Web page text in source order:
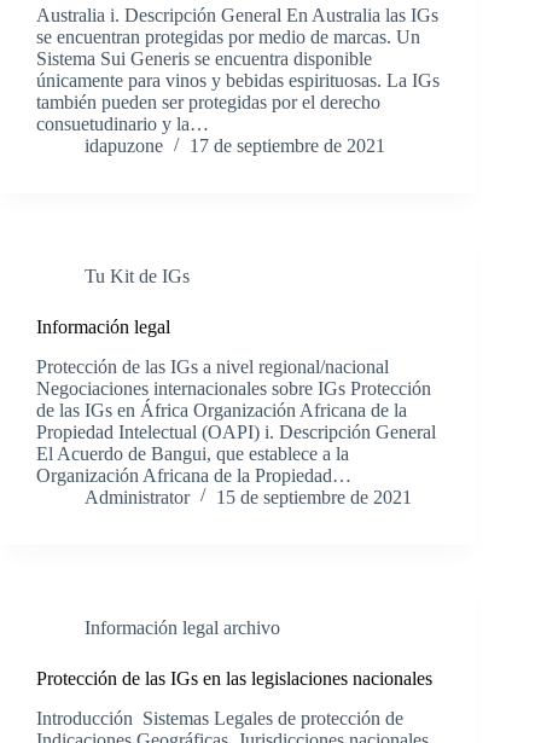
Australia i. Descripción General En Australia las IGs
se encuentran protegidas por medio de marcas. Un
Sistema Sui Generis se encuentra disponible
únicamente para vinos y bebidas espirituosas. La IGs
también pueden ser protegidas por el derecho
consuetudinario y la…
idapuzone
17 de septiembre de 2021
Tu Kit de IGs
Información legal
Protección de las IGs a nivel regional/nacional
Negociaciones internacionales sobre IGs Protección
de las IGs en África Organización Africana de la
Propiedad Intelectual (OAPI) i. Descripción General
El Acuerdo de Bangui, que establece a la
Organización Africana de la Propiedad…
Administrator
15 de septiembre de 2021
Información legal archivo
Protección de las IGs en las legislaciones nacionales
Introducción Sistemas Legales de protección de